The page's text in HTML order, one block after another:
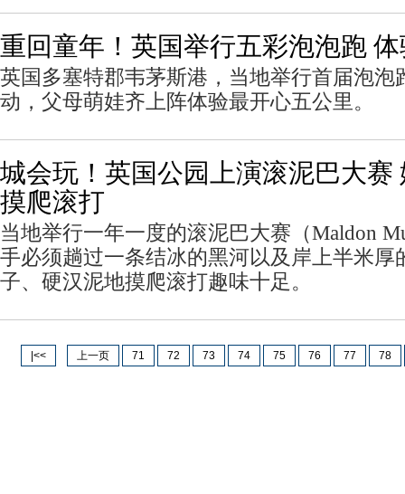
重回童年！英国举行五彩泡泡跑
英国多塞特郡韦茅斯港，当地举行首届泡泡
动，父母萌娃齐上阵体验最开心五公里。
城会玩！英国公园上演滚泥巴大赛
摸爬滚打
当地举行一年一度的滚泥巴大赛（Maldon
手必须趟过一条结冰的黑河以及岸上半米厚
子、硬汉泥地摸爬滚打趣味十足。
|<< 上一页 71 72 73 74 75 76 77 78